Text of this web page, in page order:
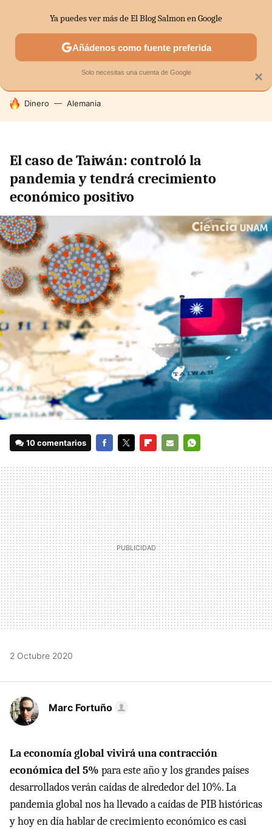
SECTORES ECONOMÍA DOMÉSTICA MERCADOS
HOY SE HABLA DE
Dinero Alemania
El caso de Taiwán: controló la
pandemia y tendrá crecimiento
económico positivo
10 comentarios
MAIL
2 Octubre 2020
Marc Fortuño
La economía global vivirá una contracción
económica del 5% para este año y los grandes países
desarrollados verán caídas de alrededor del 10%. La
pandemia global nos ha llevado a caídas de PIB históricas
y hoy en día hablar de crecimiento económico es casi
×
Ya puedes ver más de El Blog Salmon en Google
Añádenos como fuente preferida
Solo necesitas una cuenta de Google